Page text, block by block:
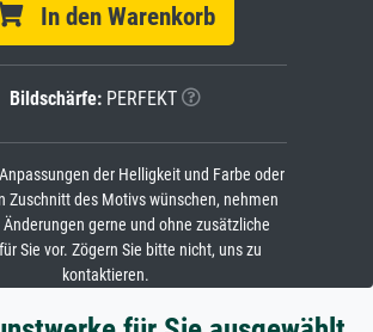
In den Warenkorb
Bildschärfe: PERFEKT
der Helligkeit und Farbe oder
Zuschnitt des Motivs wünschen, nehmen
gerne und ohne zusätzliche
Sie vor. Zögern Sie bitte nicht, uns zu
kontaktieren.